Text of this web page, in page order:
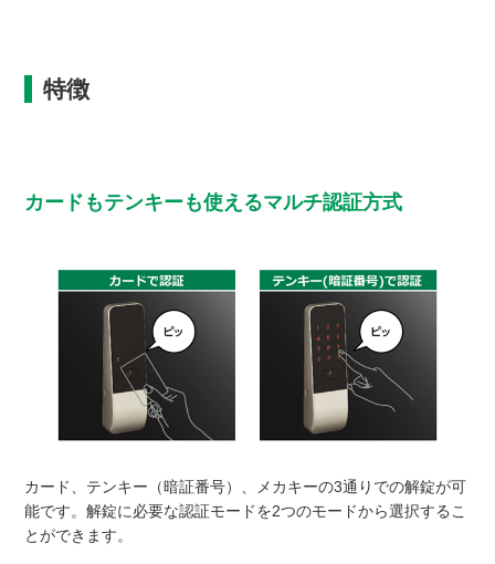
特徴
カードもテンキーも使えるマルチ認証方式
カード、テンキー（暗証番号）、メカキーの3通りでの解錠が可
能です。解錠に必要な認証モードを2つのモードから選択するこ
とができます。